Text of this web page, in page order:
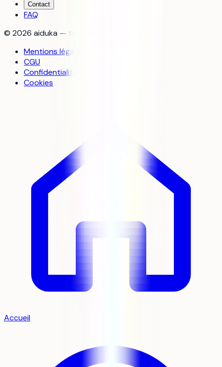
Contact
FAQ
© 2026 aiduka — tous droits réservés
Mentions légales
CGU
Confidentialité
Cookies
Accueil